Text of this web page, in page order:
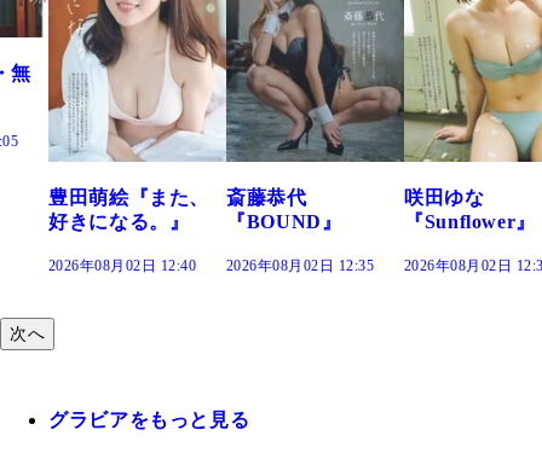
斎藤恭代
『BOUND』
2026年08月02日 12:35
咲田ゆな
『Sunflower』
2026年08月02日 12:30
藤水咲桜『花
だまり』
2026年08月02日
次へ
グラビアをもっと見る